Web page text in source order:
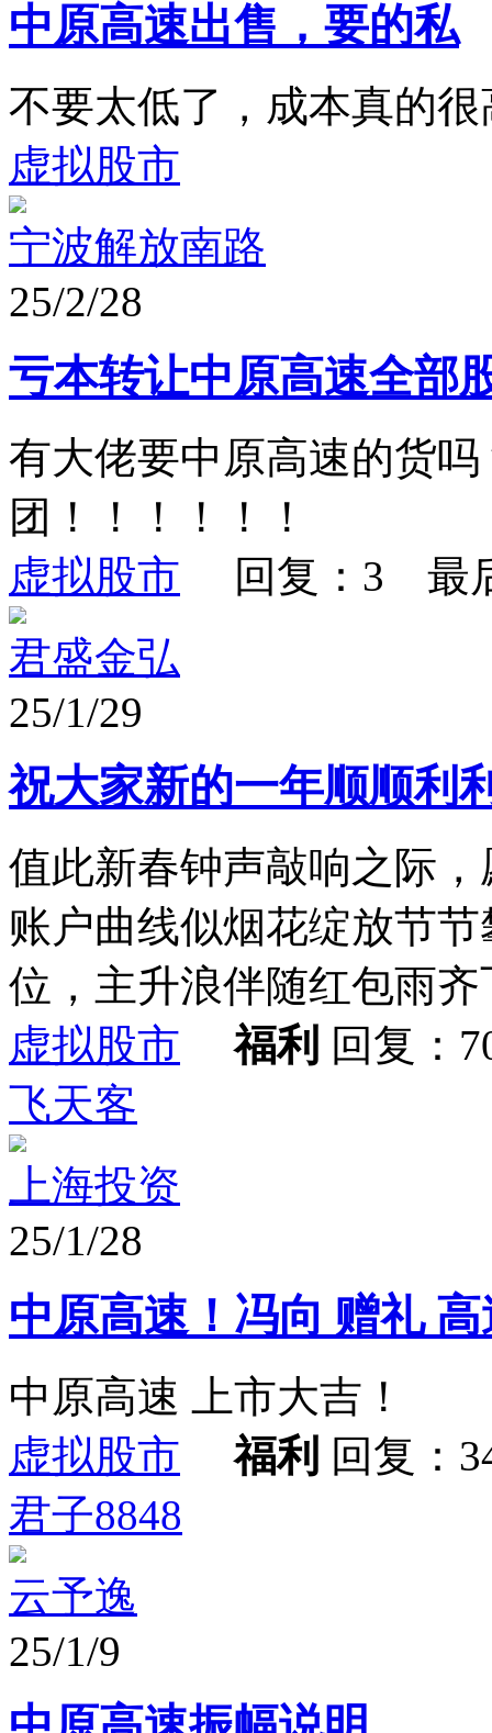
中原高速出售，要的私
不要太低了，成本真的
虚拟股市
宁波解放南路
25/2/28
亏本转让中原高速全部
有大佬要中原高速的货
团！！！！！！
虚拟股市 回复：3 最
君盛金弘
25/1/29
祝大家新的一年顺顺利
值此新春钟声敲响之际
账户曲线似烟花绽放节
位，主升浪伴随红包雨
虚拟股市
福利 回复：
飞天客
上海投资
25/1/28
中原高速！冯向 赠礼
中原高速 上市大吉！
虚拟股市
福利 回复：
君子8848
云予逸
25/1/9